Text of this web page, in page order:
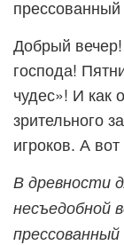
Добрый
господа!
чудес»! И как
зрительного
игроков. А
В древности
несъедобной